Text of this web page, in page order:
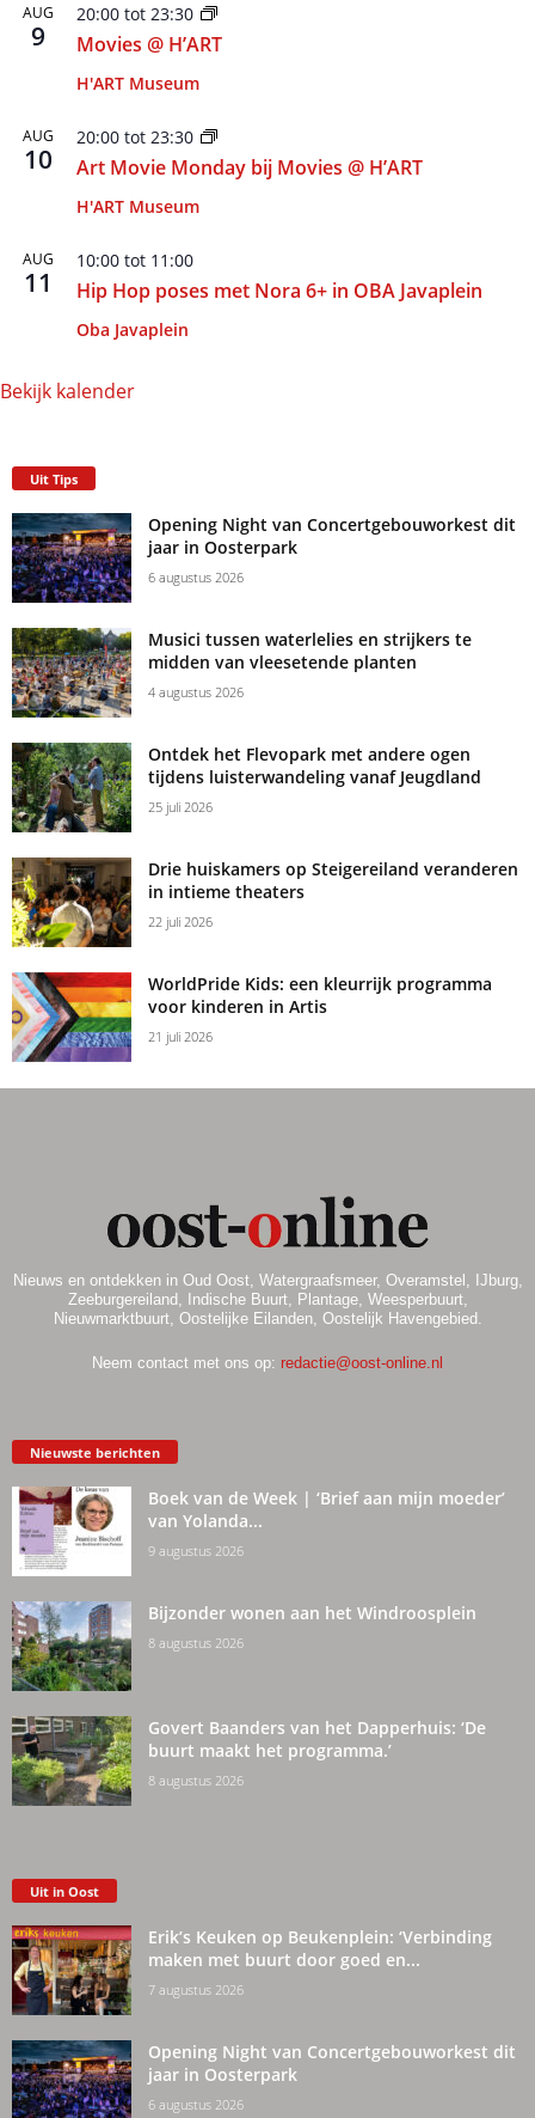
AUG
9
20:00 tot 23:30
Movies @ H’ART
H'ART Museum
AUG
10
20:00 tot 23:30
Art Movie Monday bij Movies @ H’ART
H'ART Museum
AUG
11
10:00 tot 11:00
Hip Hop poses met Nora 6+ in OBA Javaplein
Oba Javaplein
Bekijk kalender
Uit Tips
Opening Night van Concertgebouworkest dit
jaar in Oosterpark
6 augustus 2026
Musici tussen waterlelies en strijkers te
midden van vleesetende planten
4 augustus 2026
Ontdek het Flevopark met andere ogen
tijdens luisterwandeling vanaf Jeugdland
25 juli 2026
Drie huiskamers op Steigereiland veranderen
in intieme theaters
22 juli 2026
WorldPride Kids: een kleurrijk programma
voor kinderen in Artis
21 juli 2026
Nieuws en ontdekken in Oud Oost, Watergraafsmeer, Overamstel, IJburg,
Zeeburgereiland, Indische Buurt, Plantage, Weesperbuurt,
Nieuwmarktbuurt, Oostelijke Eilanden, Oostelijk Havengebied.
Neem contact met ons op: redactie@oost-online.nl
Nieuwste berichten
Boek van de Week | ‘Brief aan mijn moeder’
van Yolanda...
9 augustus 2026
Bijzonder wonen aan het Windroosplein
8 augustus 2026
Govert Baanders van het Dapperhuis: ‘De
buurt maakt het programma.’
8 augustus 2026
Uit in Oost
Erik’s Keuken op Beukenplein: ‘Verbinding
maken met buurt door goed en...
7 augustus 2026
Opening Night van Concertgebouworkest dit
jaar in Oosterpark
6 augustus 2026